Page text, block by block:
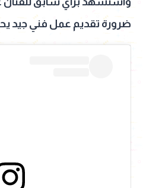
ضرورة تقديم عمل فني جيد